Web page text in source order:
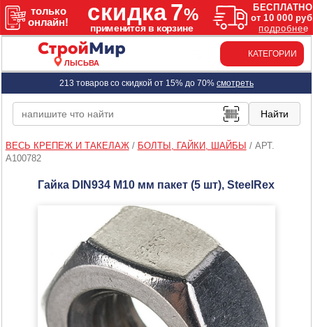
ЛЫСЬВА
КАТЕГОРИИ
213 товаров со скидкой от 15% до 70% смотреть
ВЕСЬ КРЕПЕЖ И ТАКЕЛАЖ/ БОЛТЫ, ГАЙКИ, ШАЙБЫ / АРТ.
A100782
Гайка DIN934 М10 мм пакет (5 шт), SteelRex